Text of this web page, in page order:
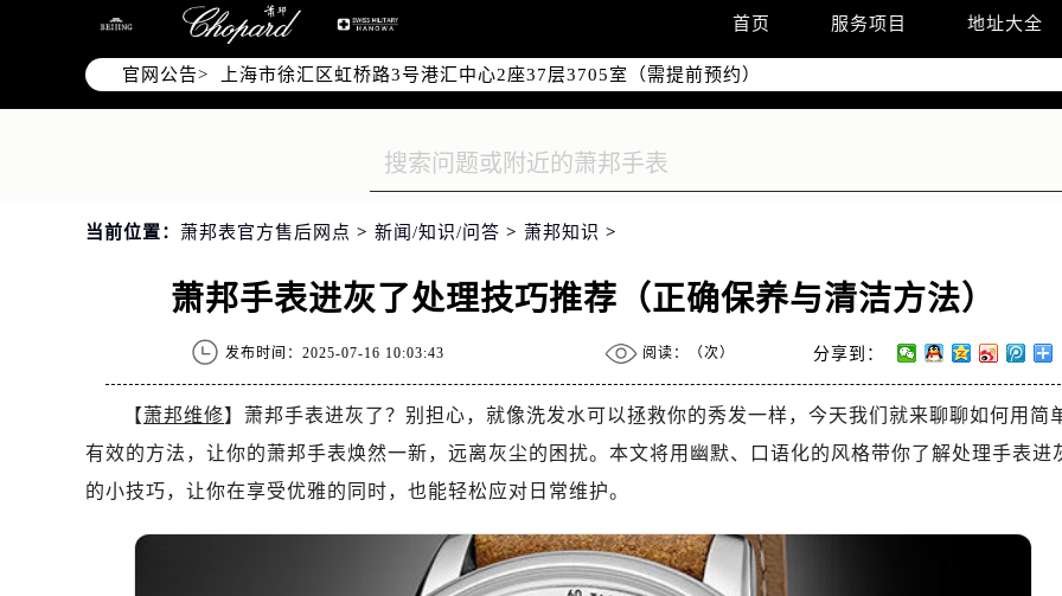
首页 服务项目 地址大全
官网公告>
北京市朝阳区建国门外大街甲6号华熙国际中心D座11层1102室（需提前预约）
天津市和平区赤峰道136号天津国际金融中心26层2603室（需提前预约）
上海市徐汇区虹桥路3号港汇中心2座37层3705室（需提前预约）
上海市黄浦区南京东路299号宏伊国际广场写字楼8层806室（需提前预约）
常州市新北区龙锦路1590号现代传媒中心5号楼10层1008室（需提前预约）
扬州市邗江区国展路29号星耀天地写字楼1号楼18层1803室（需提前预约）
泰州市海陵区永定东路399号置地商务中心东塔（华润万象城）17层1706室（需提前预约）
宁波市江北区大闸南路500号来福士广场办公楼20层2009室（需提前预约）
金华市金东区东市南街777号金华万达广场4号楼22楼2209室（需提前预约）
绍兴市越城区胜利东路379号世茂天际中心写字楼8层805室（需提前预约）
南昌市红谷滩新区红谷中大道998号绿地双子塔（中央广场）A1座办公楼14层14-07室（需提前预约
济南市历下区经十路11111号华润中心写字楼（万象城）15层1508室（需提前预约）
广州市天河区天河路230号万菱汇国际中心A塔7层704室（需提前预约）
当前位置： 萧邦表官方售后网点 > 新闻/知识/问答 > 萧邦知识 >
萧邦手表进灰了处理技巧推荐（正确保养与清洁方法）
发布时间：2025-07-16 10:03:43 阅读：（次） 分享到：
【萧邦维修】萧邦手表进灰了？别担心，就像洗发水可以拯救你的秀发一样，今天我们就来聊聊如何用简
有效的方法，让你的萧邦手表焕然一新，远离灰尘的困扰。本文将用幽默、口语化的风格带你了解处理手表进
的小技巧，让你在享受优雅的同时，也能轻松应对日常维护。